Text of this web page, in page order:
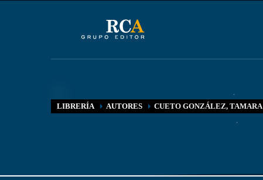
LIBRERÍA AUTORES CUETO GONZÁLEZ, TAMARA